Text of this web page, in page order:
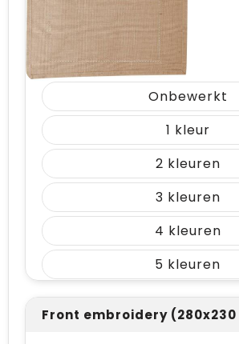
Onbewerkt
1
2
3
4
5
Front embroidery